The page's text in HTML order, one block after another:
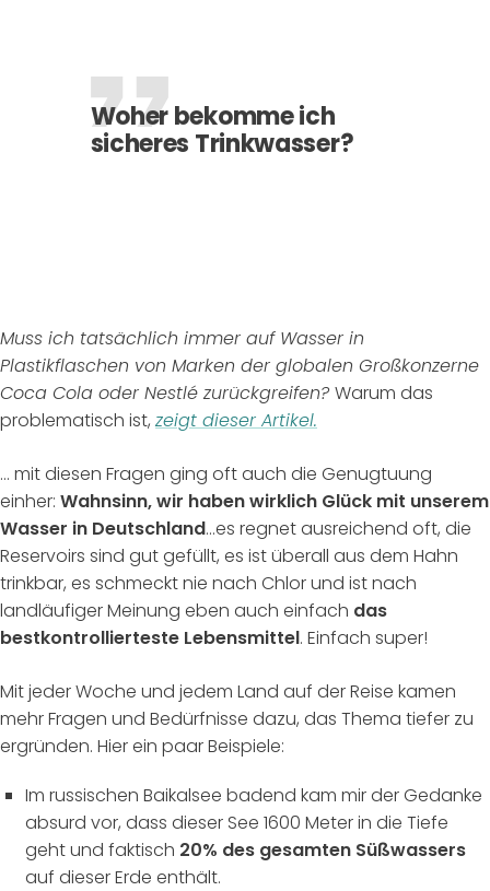
Woher bekomme ich
sicheres Trinkwasser?
Muss ich tatsächlich immer auf Wasser in
Plastikflaschen von Marken der globalen Großkonzerne
Coca Cola oder Nestlé zurückgreifen? Warum das
problematisch ist,zeigt dieser Artikel.
… mit diesen Fragen ging oft auch die Genugtuung
einher: Wahnsinn, wir haben wirklich Glück mit unserem
Wasser in Deutschland...es regnet ausreichend oft, die
Reservoirs sind gut gefüllt, es ist überall aus dem Hahn
trinkbar, es schmeckt nie nach Chlor und ist nach
landläufiger Meinung eben auch einfach das
bestkontrollierteste Lebensmittel. Einfach super!
Mit jeder Woche und jedem Land auf der Reise kamen
mehr Fragen und Bedürfnisse dazu, das Thema tiefer zu
ergründen. Hier ein paar Beispiele:
Im russischen Baikalsee badend kam mir der Gedanke
absurd vor, dass dieser See 1600 Meter in die Tiefe
geht und faktisch 20% des gesamten Süßwassers
auf dieser Erde enthält.